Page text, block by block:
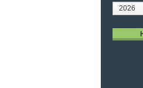
2026